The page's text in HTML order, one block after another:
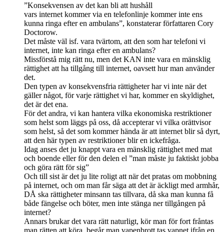
”Konsekvensen av det kan bli att hushåll
vars internet kommer via en telefonlinje kommer inte ens
kunna ringa efter en ambulans”, konstaterar författaren Cory
Doctorow.
Det måste väl isf. vara tvärtom, att den som har telefoni vi
internet, inte kan ringa efter en ambulans?
Missförstå mig rätt nu, men det KAN inte vara en mänsklig
rättighet att ha tillgång till internet, oavsett hur man använder
det.
Den typen av konsekvensfria rättigheter har vi inte när det
gäller något, för varje rättighet vi har, kommer en skyldighet,
det är det ena.
För det andra, vi kan hantera vilka ekonomiska restriktioner
som helst som läggs på oss, då accepterar vi vilka orättvisor
som helst, så det som kommer hända är att internet blir så dyrt,
att den här typen av restriktioner blir en ickefråga.
Idag anses det ju knappt vara en mänsklig rättighet med mat
och boende eller för den delen el ”man måste ju faktiskt jobba
och göra rätt för sig”
Och till sist är det ju lite roligt att när det pratas om mobbning
på internet, och om man får säga att det är äckligt med armhår,
DÅ ska rättigheter minsann tas tillvara, då ska man kunna få
både fängelse och böter, men inte stänga ner tillgången på
internet?
Annars brukar det vara rätt naturligt, kör man för fort fråntas
man rätten att köra, begår man vapenbrott tas vapnet ifrån en,